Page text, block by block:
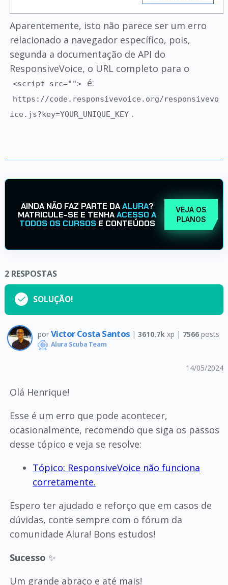
Aparentemente, isto não parece ser um erro
relacionado a navegador específico, pois,
segunda a documentação de API do
ResponsiveVoice, o URL completo para o
<script src=""> é:
https://code.responsivevoice.org/responsivevo
ice.js?key=YOUR_UNIQUE_KEY .
AINDA NÃO FAZ PARTE DAALURA?
MATRICULE-SE E TENHAACESSO A
TODOS OS CURSOS E CONTEÚDOS
VEJA OS
PLANOS
2 RESPOSTAS
SOLUÇÃO!
por Victor Costa Santos | 3610.7k xp | 7566posts
Alura Scuba Team
14/05/2024
Olá Henrique!
Esse é um erro que pode acontecer,
ocasionalmente, recomendo que siga os passos
desse tópico e veja se resolve:
Tópico: ResponsiveVoice não funciona
corretamente.
Espero ter ajudado e reforço que em casos de
dúvidas, conte sempre com o fórum da
comunidade Alura! Bons estudos!
Sucesso ✨
Um grande abraço e até mais!